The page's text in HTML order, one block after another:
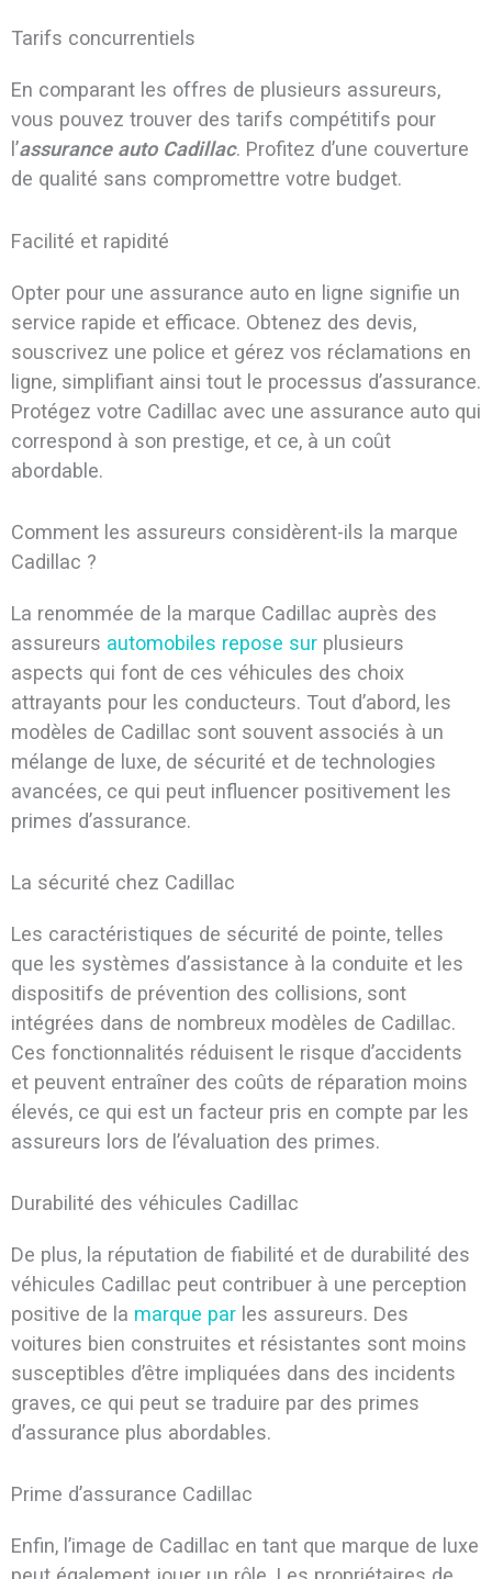
Tarifs concurrentiels
En comparant les offres de plusieurs assureurs,
vous pouvez trouver des tarifs compétitifs pour
l’assurance auto Cadillac. Profitez d’une couverture
de qualité sans compromettre votre budget.
Facilité et rapidité
Opter pour une assurance auto en ligne signifie un
service rapide et efficace. Obtenez des devis,
souscrivez une police et gérez vos réclamations en
ligne, simplifiant ainsi tout le processus d’assurance.
Protégez votre Cadillac avec une assurance auto qui
correspond à son prestige, et ce, à un coût
abordable.
Comment les assureurs considèrent-ils la marque
Cadillac ?
La renommée de la marque Cadillac auprès des
assureurs automobiles repose surplusieurs
aspects qui font de ces véhicules des choix
attrayants pour les conducteurs. Tout d’abord, les
modèles de Cadillac sont souvent associés à un
mélange de luxe, de sécurité et de technologies
avancées, ce qui peut influencer positivement les
primes d’assurance.
La sécurité chez Cadillac
Les caractéristiques de sécurité de pointe, telles
que les systèmes d’assistance à la conduite et les
dispositifs de prévention des collisions, sont
intégrées dans de nombreux modèles de Cadillac.
Ces fonctionnalités réduisent le risque d’accidents
et peuvent entraîner des coûts de réparation moins
élevés, ce qui est un facteur pris en compte par les
assureurs lors de l’évaluation des primes.
Durabilité des véhicules Cadillac
De plus, la réputation de fiabilité et de durabilité des
véhicules Cadillac peut contribuer à une perception
positive de la marque parles assureurs. Des
voitures bien construites et résistantes sont moins
susceptibles d’être impliquées dans des incidents
graves, ce qui peut se traduire par des primes
d’assurance plus abordables.
Prime d’assurance Cadillac
Enfin, l’image de Cadillac en tant que marque de luxe